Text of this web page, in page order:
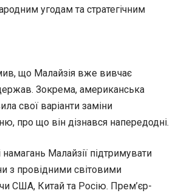
угодам та стратегічним
що Малайзія вже вивчає
Зокрема, американська
свої варіанти заміни
про що він дізнався напередодні.
намагань Малайзії підтримувати
з провідними світовими
США, Китай та Росію. Прем’єр-